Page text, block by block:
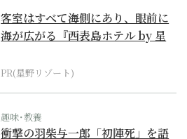
客室はすべて海側にあり、眼前に
海が広がる『西表島ホテル by 星
PR(星野リゾート)
趣味･教養
衝撃の羽柴与一郎「初陣死」を語